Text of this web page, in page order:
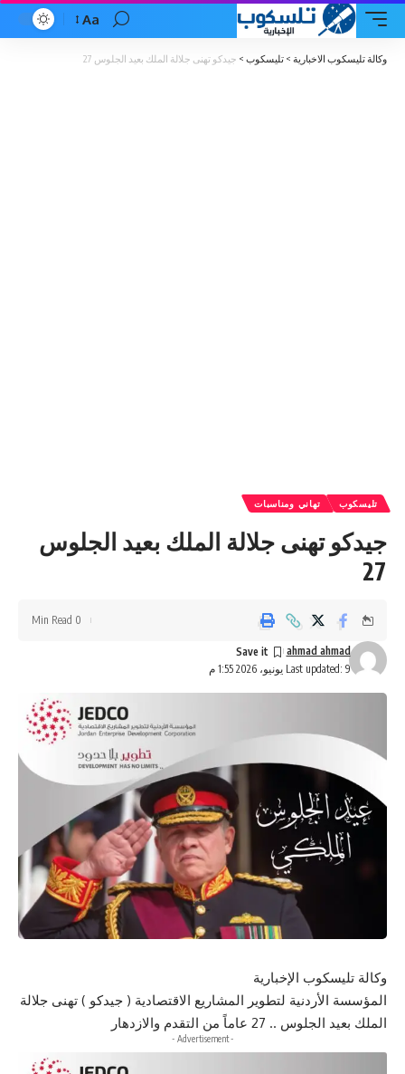
Font
Resizer
Aa
وكالة تليسكوب الاخبارية > تليسكوب > جيدكو تهنى جلالة الملك بعيد الجلوس 27
تليسكوب تهاني ومناسبات
جيدكو تهنى جلالة الملك بعيد الجلوس
27
Last updated: 9 يونيو، 2026 1:55 م
ahmad ahmad
0 Min Read
وكالة تليسكوب الإخبارية
المؤسسة الأردنية لتطوير المشاريع الاقتصادية ( جيدكو ) تهنى جلالة
الملك بعيد الجلوس .. 27 عاماً من التقدم والازدهار
- Advertisement -